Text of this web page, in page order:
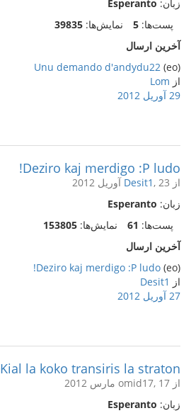
زبان: Esperanto
پست‌ها: 5 نمایش‌ها: 39835
آخرین ارسال
(eo)
Unu demando d'andydu22
از Lom
29 آوریل 2012
Deziro kaj merdigo :P ludo!
از Desit1 , 23 آوریل 2012
زبان: Esperanto
پست‌ها: 61 نمایش‌ها: 153805
آخرین ارسال
(eo)
Deziro kaj merdigo :P ludo!
از Desit1
27 آوریل 2012
Kial la koko transiris la straton?
از omid17, 17 مارس 2012
زبان: Esperanto